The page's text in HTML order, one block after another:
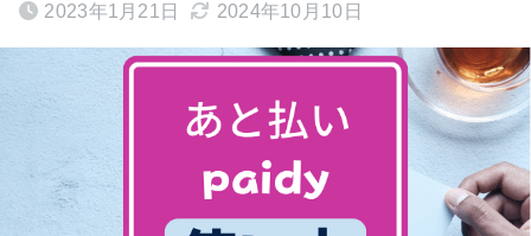
2023年1月21日 2024年10月10日